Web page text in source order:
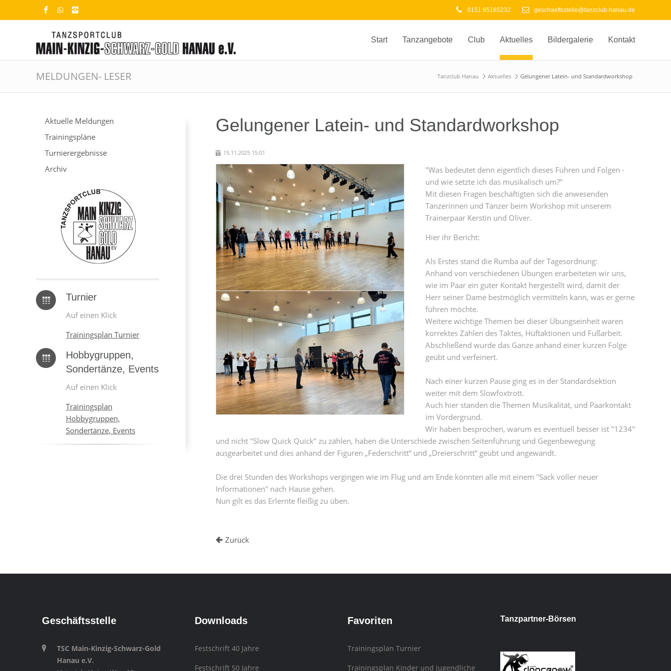
0151 65165232 geschaeftsstelle@tanzclub-hanau.de
Start Tanzangebote Club Aktuelles Bildergalerie Kontakt
Tanzclub Hanau Aktuelles Gelungener Latein- und Standardworkshop
MELDUNGEN- LESER
Aktuelle Meldungen
Trainingspläne
Turnierergebnisse
Archiv
Turnier
Auf einen Klick
Trainingsplan Turnier
Hobbygruppen,
Sondertänze, Events
Auf einen Klick
Trainingsplan
Hobbygruppen,
Sondertänze, Events
Gelungener Latein- und Standardworkshop
15.11.2025 15:01
"Was bedeutet denn eigentlich dieses Führen und Folgen -
und wie setzte ich das musikalisch um?"
Mit diesen Fragen beschäftigten sich die anwesenden
Tänzerinnen und Tänzer beim Workshop mit unserem
Trainerpaar Kerstin und Oliver.
Hier ihr Bericht:
Als Erstes stand die Rumba auf der Tagesordnung:
Anhand von verschiedenen Übungen erarbeiteten wir uns,
wie im Paar ein guter Kontakt hergestellt wird, damit der
Herr seiner Dame bestmöglich vermitteln kann, was er gerne
führen möchte.
Weitere wichtige Themen bei dieser Übungseinheit waren
korrektes Zählen des Taktes, Hüftaktionen und Fußarbeit.
Abschließend wurde das Ganze anhand einer kurzen Folge
geübt und verfeinert.
Nach einer kurzen Pause ging es in der Standardsektion
weiter mit dem Slowfoxtrott.
Auch hier standen die Themen Musikalität, und Paarkontakt
im Vordergrund.
Wir haben besprochen, warum es eventuell besser ist "1234"
und nicht "Slow Quick Quick" zu zählen, haben die Unterschiede zwischen Seitenführung und Gegenbewegung
ausgearbeitet und dies anhand der Figuren „Federschritt“ und „Dreierschritt“ geübt und angewandt.
Die drei Stunden des Workshops vergingen wie im Flug und am Ende konnten alle mit einem "Sack voller neuer
Informationen" nach Hause gehen.
Nun gilt es das Erlernte fleißig zu üben.
Zurück
Geschäftsstelle
TSC Main-Kinzig-Schwarz-Gold
Hanau e.V.
Downloads
Festschrift 40 Jahre
Festschrift 50 Jahre
Favoriten
Trainingsplan Turnier
Trainingsplan Kinder und Jugendliche
Tanzpartner-Börsen